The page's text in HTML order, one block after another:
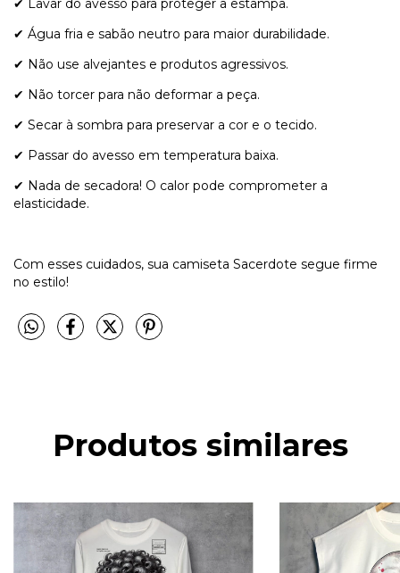
✔ Lavar do avesso para proteger a estampa.
✔ Água fria e sabão neutro para maior durabilidade.
✔ Não use alvejantes e produtos agressivos.
✔ Não torcer para não deformar a peça.
✔ Secar à sombra para preservar a cor e o tecido.
✔ Passar do avesso em temperatura baixa.
✔ Nada de secadora! O calor pode comprometer a
elasticidade.
Com esses cuidados, sua camiseta Sacerdote segue firme
no estilo!
Produtos similares